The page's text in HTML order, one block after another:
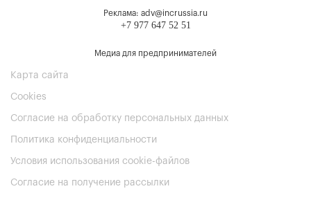
Реклама: adv@incrussia.ru
+7 977 647 52 51
Медиа для предпринимателей
Карта сайта
Cookies
Согласие на обработку персональных данных
Политика конфиденциальности
Условия использования cookie-файлов
Согласие на получение рассылки